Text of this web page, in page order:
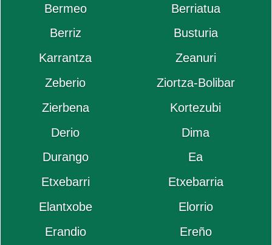
Bermeo
Berriatua
Berriz
Busturia
Karrantza
Zeanuri
Zeberio
Ziortza-Bolibar
Zierbena
Kortezubi
Derio
Dima
Durango
Ea
Etxebarri
Etxebarria
Elantxobe
Elorrio
Erandio
Ereño